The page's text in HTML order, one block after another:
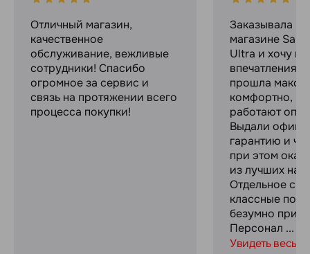
Отличный магазин,
качественное
обслуживание, вежливые
сотрудники! Спасибо
огромное за сервис и
связь на протяжении всего
процесса покупки!
Заказывала в
магазине
Ultra и хочу
прошла
комфортно,
работают
Выдали
гарантию и
при этом
из лучших на
Отдельное
классные
безумно
Персонал ...
Увидеть весь